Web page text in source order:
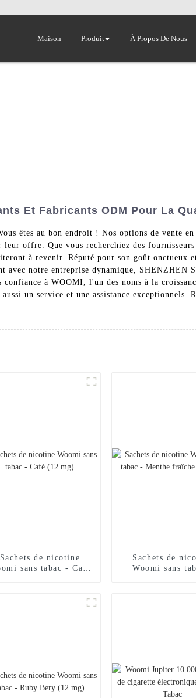
Maison Produit À Propos De Nous
Et Fabricants ODM Pour La
êtes au bon endroit ! Nos options de vente
offre. Que vous recherchiez des
à revenir. Réputé pour son goût onctueux
avec notre entreprise dynamique, SHENZHEN
à WOOMI, l'un des noms à la
un service et une assistance exceptionnels.
Sachets de nicotine
sans tabac - Café
Sachets de
Woomi sans